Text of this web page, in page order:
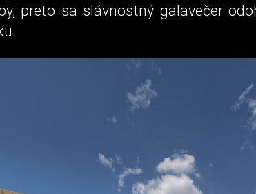
preto sa slávnostný galavečer